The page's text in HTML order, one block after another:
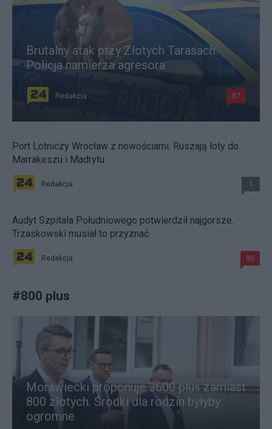
Brutalny atak przy Złotych Tarasach.
Policja namierza agresora
Redakcja 87
Port Lotniczy Wrocław z nowościami. Ruszają loty do
Marrakeszu i Madrytu
Redakcja 1
Audyt Szpitala Południowego potwierdził najgorsze.
Trzaskowski musiał to przyznać
Redakcja 80
#800 plus
Morawiecki proponuje 3600 plus zamiast
800 złotych. Środki dla rodzin byłyby
ogromne